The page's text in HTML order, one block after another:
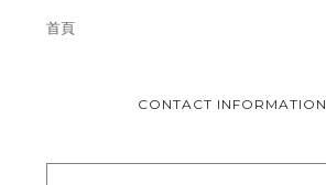
首頁
CONTACT INFORMATION